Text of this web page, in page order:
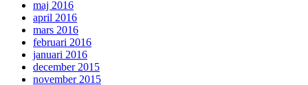
maj 2016
april 2016
mars 2016
februari 2016
januari 2016
december 2015
november 2015